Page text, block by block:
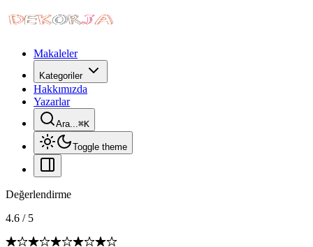
Makaleler
Kategoriler
Hakkımızda
Yazarlar
Ara...⌘K
Toggle theme
Değerlendirme
4.6 / 5